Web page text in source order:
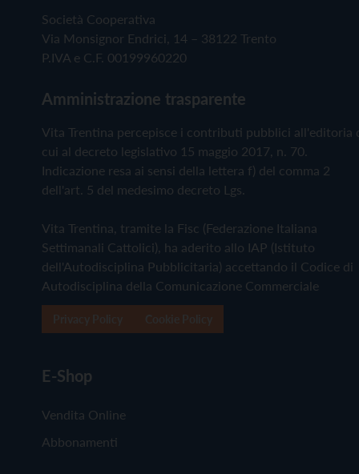
Società Cooperativa
Via Monsignor Endrici, 14 – 38122 Trento
P.IVA e C.F. 00199960220
Amministrazione trasparente
Vita Trentina percepisce i contributi pubblici all'editoria
cui al decreto legislativo 15 maggio 2017, n. 70.
Indicazione resa ai sensi della lettera f) del comma 2
dell'art. 5 del medesimo decreto Lgs.
Vita Trentina, tramite la Fisc (Federazione Italiana
Settimanali Cattolici), ha aderito allo IAP (Istituto
dell'Autodisciplina Pubblicitaria) accettando il Codice di
Autodisciplina della Comunicazione Commerciale
E-Shop
Vendita Online
Abbonamenti